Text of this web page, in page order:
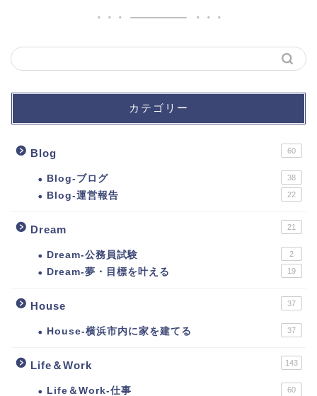
カテゴリー
Blog 60
Blog-ブログ 38
Blog-運営報告 22
Dream 21
Dream-公務員試験 2
Dream-夢・目標を叶える 19
House 37
House-横浜市内に家を建てる 37
Life＆Work 143
Life＆Work-仕事 60